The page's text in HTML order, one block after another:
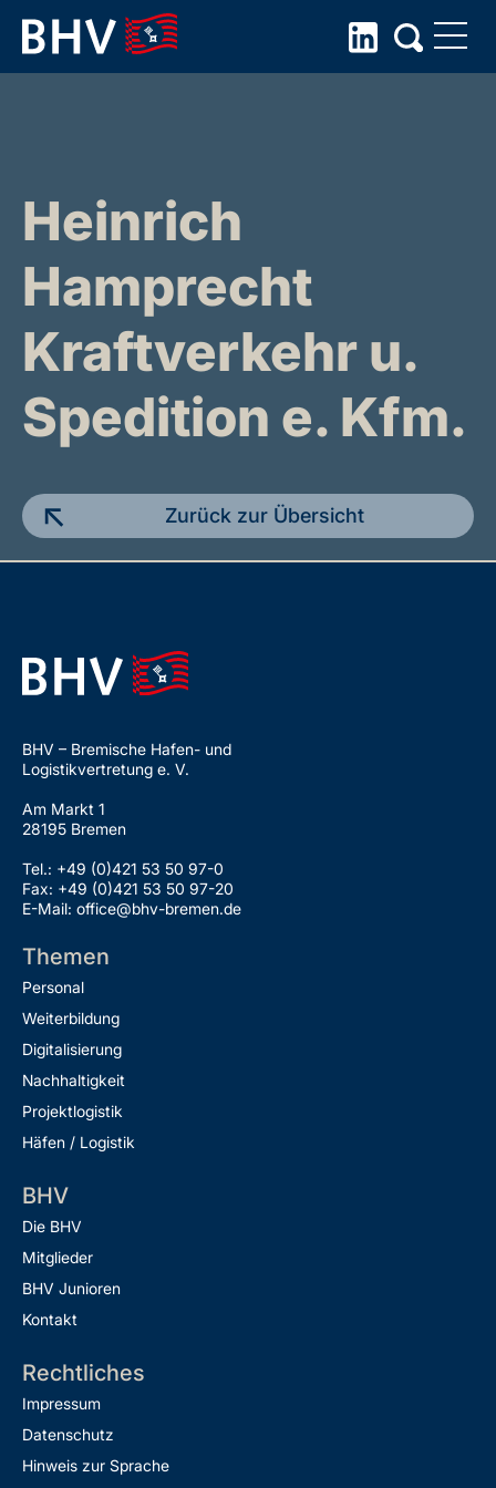
Skip
Heinrich
Hamprecht
Kraftverkehr u.
Spedition e. Kfm.
Zurück zur Übersicht
BHV – Bremische Hafen- und
Logistikvertretung e. V.
Am Markt 1
28195 Bremen
Tel.: +49 (0)421 53 50 97-0
Fax: +49 (0)421 53 50 97-20
E-Mail: office@bhv-bremen.de
Themen
Personal
Weiterbildung
Digitalisierung
Nachhaltigkeit
Projektlogistik
Häfen / Logistik
BHV
Die BHV
Mitglieder
BHV Junioren
Kontakt
Rechtliches
Impressum
Datenschutz
Hinweis zur Sprache